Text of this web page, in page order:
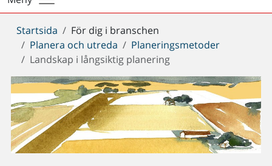
Du
är
här:
Startsida
För dig i branschen
Planera och utreda
Planeringsmetoder
Landskap i långsiktig planering